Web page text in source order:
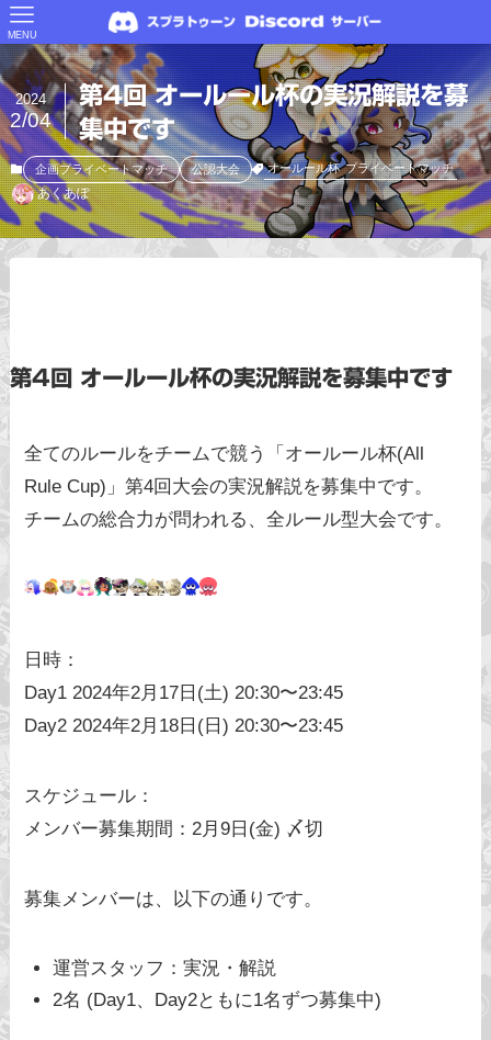
MENU
第4回 オールール杯の実況解説を募
集中です
2024
2/04
企画プライベートマッチ 公認大会 オールール杯 プライベートマッチ
あくあぽ
第4回 オールール杯の実況解説を募集中です
全てのルールをチームで競う「オールール杯(All
Rule Cup)」第4回大会の実況解説を募集中です。
チームの総合力が問われる、全ルール型大会です。
日時：
Day1 2024年2月17日(土) 20:30〜23:45
Day2 2024年2月18日(日) 20:30〜23:45
スケジュール：
メンバー募集期間：2月9日(金) 〆切
募集メンバーは、以下の通りです。
運営スタッフ：実況・解説
2名 (Day1、Day2ともに1名ずつ募集中)